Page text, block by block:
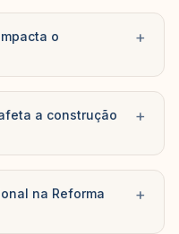
o
+
a construção
+
na Reforma
+